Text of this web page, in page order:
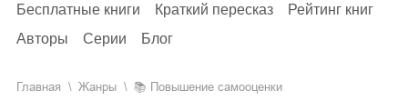
Бесплатные книги
Краткий пересказ
Рейтинг книг
Авторы
Серии Блог
Главная Жанры Повышение самооценки